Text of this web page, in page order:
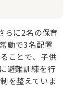
らに2名の保育
勤で3名配置
ことで、子供
避難訓練を行
を整えていま